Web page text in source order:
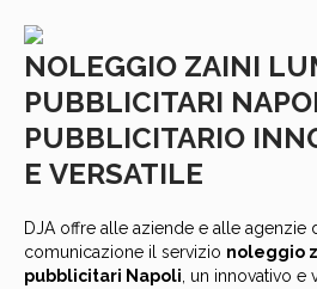
NOLEGGIO ZAINI
PUBBLICITARI
PUBBLICITARIO
E VERSATILE
DJA offre alle aziende e alle agenzie
comunicazione il servizio noleggio
pubblicitari Napoli, un innovativo e